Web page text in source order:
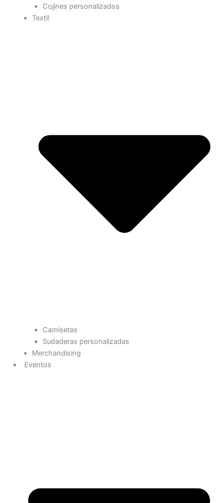
Cojines personalizados
Textil
Camisetas
Sudaderas personalizadas
Merchandising
Eventos